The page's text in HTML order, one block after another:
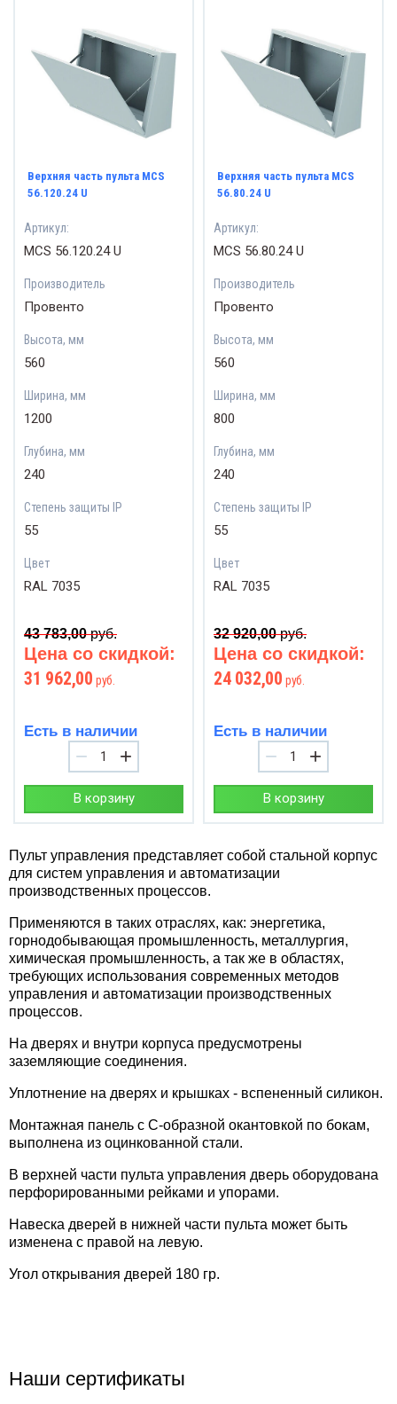
Верхняя часть пульта MCS
56.120.24 U
Артикул:
MCS 56.120.24 U
Производитель
Провенто
Высота, мм
560
Ширина, мм
1200
Глубина, мм
240
Степень защиты IP
55
Цвет
RAL 7035
43 783,00руб.
Цена со скидкой:
31 962,00 руб.
Есть в наличии
− +
В корзину
Верхняя часть пульта MCS
56.80.24 U
Артикул:
MCS 56.80.24 U
Производитель
Провенто
Высота, мм
560
Ширина, мм
800
Глубина, мм
240
Степень защиты IP
55
Цвет
RAL 7035
32 920,00руб.
Цена со скидкой:
24 032,00 руб.
Есть в наличии
− +
В корзину
Пульт управления представляет собой стальной корпус
для систем управления и автоматизации
производственных процессов.
Применяются в таких отраслях, как: энергетика,
горнодобывающая промышленность, металлургия,
химическая промышленность, а так же в областях,
требующих использования современных методов
управления и автоматизации производственных
процессов.
На дверях и внутри корпуса предусмотрены
заземляющие соединения.
Уплотнение на дверях и крышках - вспененный силикон.
Монтажная панель с С-образной окантовкой по бокам,
выполнена из оцинкованной стали.
В верхней части пульта управления дверь оборудована
перфорированными рейками и упорами.
Навеска дверей в нижней части пульта может быть
изменена с правой на левую.
Угол открывания дверей 180 гр.
Наши сертификаты